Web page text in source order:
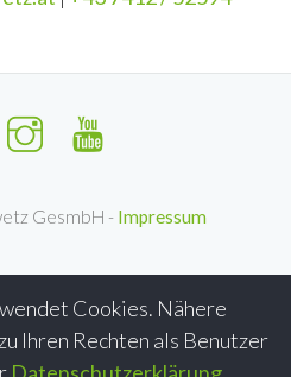
Cookies. Nähere
Ihren Rechten als Benutzer
GesmbH - Impressum